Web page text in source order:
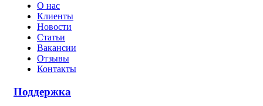
О нас
Клиенты
Новости
Статьи
Вакансии
Отзывы
Контакты
Поддержка